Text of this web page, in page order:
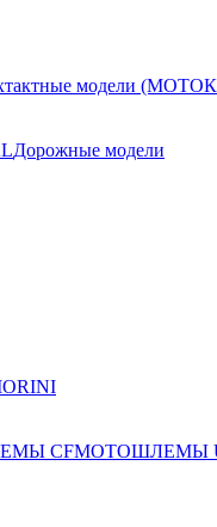
модели
Дорожные модели
CFMOTOШЛЕМЫ